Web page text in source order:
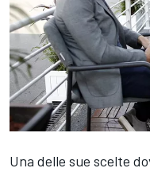
Una delle sue scelte